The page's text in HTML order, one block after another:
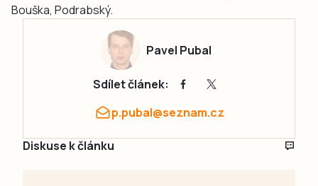
Bouška, Podrabský.
Pavel Pubal
Sdílet článek:
p.pubal@seznam.cz
Diskuse k článku